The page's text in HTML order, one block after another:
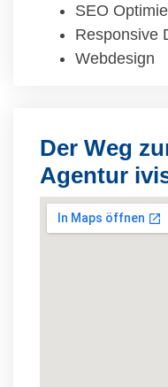
SEO
Responsive
Webdesign
Der Weg
Agentur